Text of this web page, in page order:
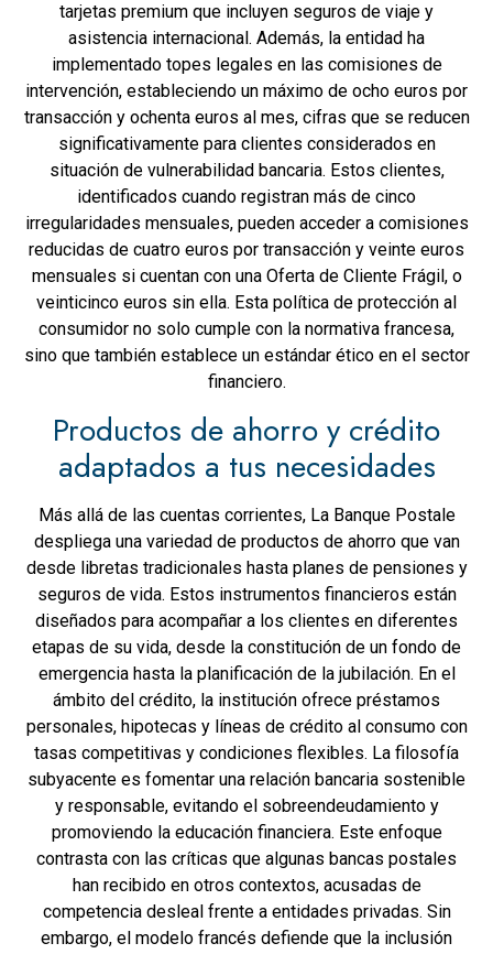
tarjetas premium que incluyen seguros de viaje y
asistencia internacional. Además, la entidad ha
implementado topes legales en las comisiones de
intervención, estableciendo un máximo de ocho euros por
transacción y ochenta euros al mes, cifras que se reducen
significativamente para clientes considerados en
situación de vulnerabilidad bancaria. Estos clientes,
identificados cuando registran más de cinco
irregularidades mensuales, pueden acceder a comisiones
reducidas de cuatro euros por transacción y veinte euros
mensuales si cuentan con una Oferta de Cliente Frágil, o
veinticinco euros sin ella. Esta política de protección al
consumidor no solo cumple con la normativa francesa,
sino que también establece un estándar ético en el sector
financiero.
Productos de ahorro y crédito
adaptados a tus necesidades
Más allá de las cuentas corrientes, La Banque Postale
despliega una variedad de productos de ahorro que van
desde libretas tradicionales hasta planes de pensiones y
seguros de vida. Estos instrumentos financieros están
diseñados para acompañar a los clientes en diferentes
etapas de su vida, desde la constitución de un fondo de
emergencia hasta la planificación de la jubilación. En el
ámbito del crédito, la institución ofrece préstamos
personales, hipotecas y líneas de crédito al consumo con
tasas competitivas y condiciones flexibles. La filosofía
subyacente es fomentar una relación bancaria sostenible
y responsable, evitando el sobreendeudamiento y
promoviendo la educación financiera. Este enfoque
contrasta con las críticas que algunas bancas postales
han recibido en otros contextos, acusadas de
competencia desleal frente a entidades privadas. Sin
embargo, el modelo francés defiende que la inclusión